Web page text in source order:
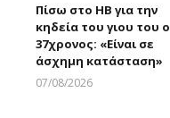
Πίσω στο ΗΒ για την
κηδεία του γιου του ο
37χρονος: «Είναι σε
άσχημη κατάσταση»
07/08/2026